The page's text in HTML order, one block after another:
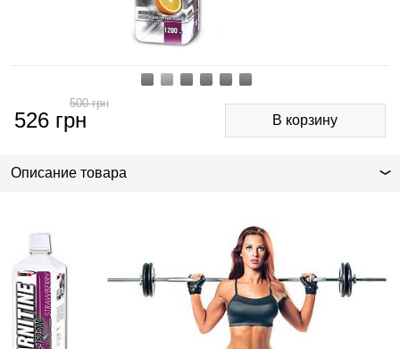
526 грн
500грн
Описание товара